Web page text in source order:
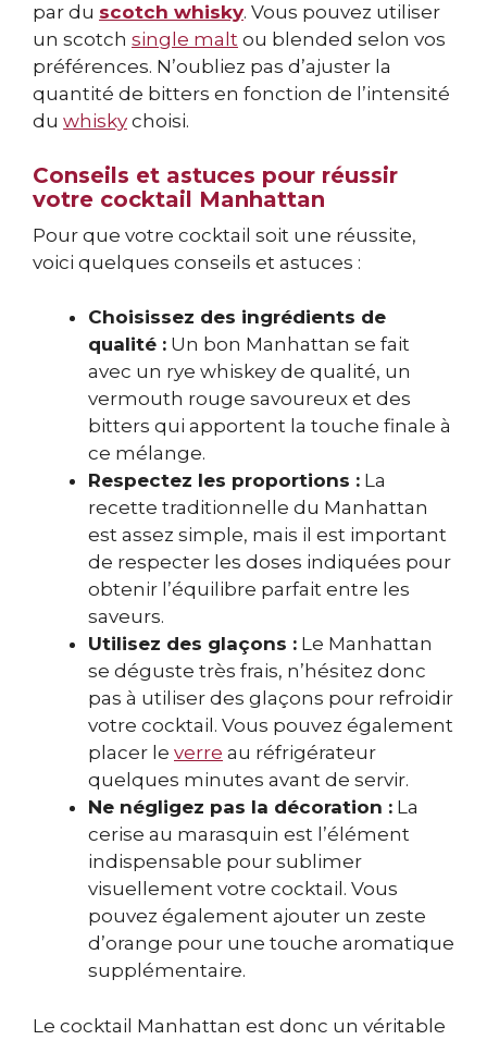
par du scotch whisky. Vous pouvez utiliser
un scotch single malt ou blended selon vos
préférences. N’oubliez pas d’ajuster la
quantité de bitters en fonction de l’intensité
du whisky choisi.
Conseils et astuces pour réussir
votre cocktail Manhattan
Pour que votre cocktail soit une réussite,
voici quelques conseils et astuces :
Choisissez des ingrédients de
qualité : Un bon Manhattan se fait
avec un rye whiskey de qualité, un
vermouth rouge savoureux et des
bitters qui apportent la touche finale à
ce mélange.
Respectez les proportions : La
recette traditionnelle du Manhattan
est assez simple, mais il est important
de respecter les doses indiquées pour
obtenir l’équilibre parfait entre les
saveurs.
Utilisez des glaçons : Le Manhattan
se déguste très frais, n’hésitez donc
pas à utiliser des glaçons pour refroidir
votre cocktail. Vous pouvez également
placer le verre au réfrigérateur
quelques minutes avant de servir.
Ne négligez pas la décoration : La
cerise au marasquin est l’élément
indispensable pour sublimer
visuellement votre cocktail. Vous
pouvez également ajouter un zeste
d’orange pour une touche aromatique
supplémentaire.
Le cocktail Manhattan est donc un véritable